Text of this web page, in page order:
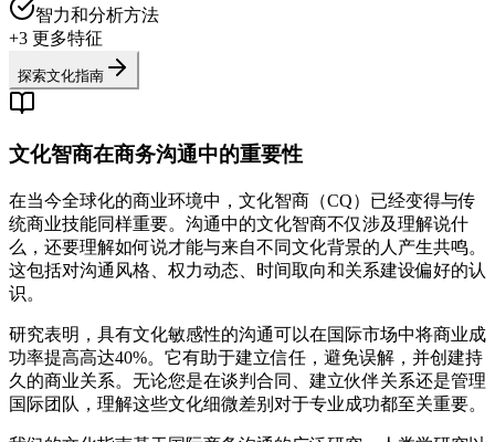
智力和分析方法
+3 更多特征
探索文化指南
文化智商在商务沟通中的重要性
在当今全球化的商业环境中，文化智商（CQ）已经变得与传
统商业技能同样重要。沟通中的文化智商不仅涉及理解说什
么，还要理解如何说才能与来自不同文化背景的人产生共鸣。
这包括对沟通风格、权力动态、时间取向和关系建设偏好的认
识。
研究表明，具有文化敏感性的沟通可以在国际市场中将商业成
功率提高高达40%。它有助于建立信任，避免误解，并创建持
久的商业关系。无论您是在谈判合同、建立伙伴关系还是管理
国际团队，理解这些文化细微差别对于专业成功都至关重要。